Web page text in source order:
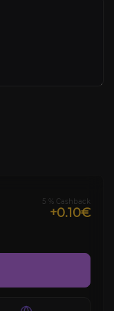
5 % Cashback
+0.10€